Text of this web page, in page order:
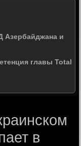
Азербайджана и
главы Total
в